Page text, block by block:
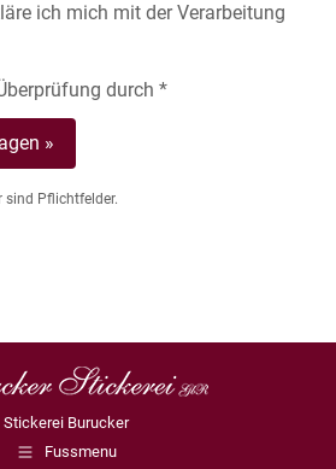
ich mich mit der Verarbeitung
durch *
sind Pflichtfelder.
Stickerei Burucker
Fussmenu